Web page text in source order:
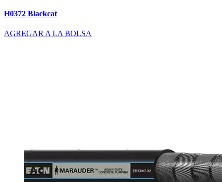
H0372 Blackcat
AGREGAR A LA BOLSA